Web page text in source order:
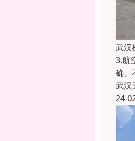
武汉
3.航
确、
武汉
24-